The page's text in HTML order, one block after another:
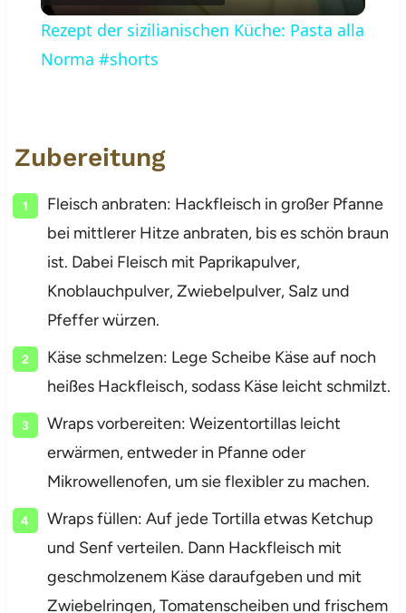
Rezept der sizilianischen Küche: Pasta alla
Norma #shorts
Zubereitung
Fleisch anbraten: Hackfleisch in großer Pfanne
bei mittlerer Hitze anbraten, bis es schön braun
ist. Dabei Fleisch mit Paprikapulver,
Knoblauchpulver, Zwiebelpulver, Salz und
Pfeffer würzen.
Käse schmelzen: Lege Scheibe Käse auf noch
heißes Hackfleisch, sodass Käse leicht schmilzt.
Wraps vorbereiten: Weizentortillas leicht
erwärmen, entweder in Pfanne oder
Mikrowellenofen, um sie flexibler zu machen.
Wraps füllen: Auf jede Tortilla etwas Ketchup
und Senf verteilen. Dann Hackfleisch mit
geschmolzenem Käse daraufgeben und mit
Zwiebelringen, Tomatenscheiben und frischem